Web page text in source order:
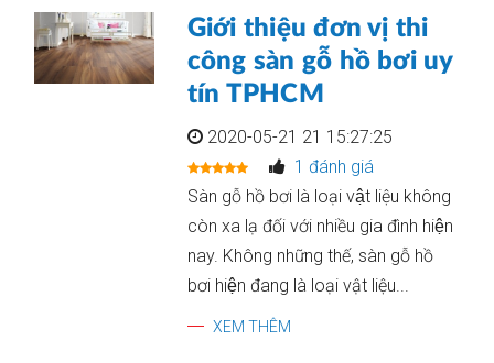
Giới thiệu đơn vị thi
công sàn gỗ hồ bơi uy
tín TPHCM
2020-05-21 21 15:27:25
1 đánh giá
Sàn gỗ hồ bơi là loại vật liệu không
còn xa lạ đối với nhiều gia đình hiện
nay. Không những thế, sàn gỗ hồ
bơi hiện đang là loại vật liệu...
XEM THÊM